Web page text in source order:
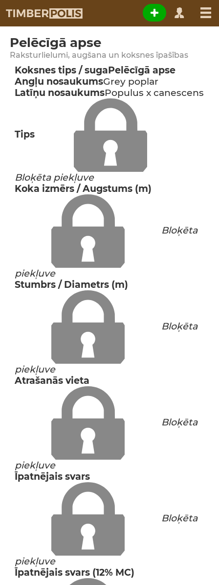
Pelēcīgā apse
Raksturlielumi, augšana un koksnes īpašības
Koksnes tips / sugaPelēcīgā apse
Angļu nosaukumsGrey poplar
Latīņu nosaukumsPopulus x canescens
Tips
Bloķēta piekļuve
Koka izmērs / Augstums (m)
Bloķēta
piekļuve
Stumbrs / Diametrs (m)
Bloķēta
piekļuve
Atrašanās vieta
Bloķēta
piekļuve
Īpatnējais svars
Bloķēta
piekļuve
Īpatnējais svars (12% MC)